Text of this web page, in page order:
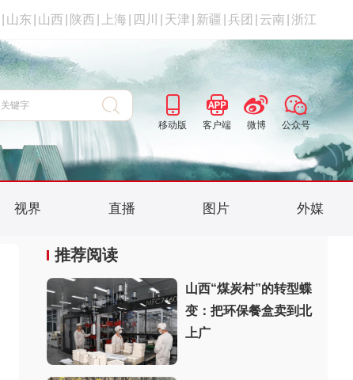
山东 山西 陕西 上海 四川 天津 新疆 兵团 云南 浙江
移动版 客户端 微博 公众号
视界 直播 图片 外媒
推荐阅读
山西“煤炭村”的转型蝶
变：把环保餐盒卖到北
上广